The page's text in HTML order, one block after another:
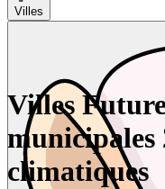
Villes
Villes
municipales
climatiques